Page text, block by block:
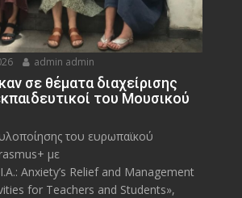
admin admin
σε θέματα διαχείρισης
του Μουσικού
του ευρωπαϊκού
με
Anxiety’s Relief and Management
for Teachers and Students»,